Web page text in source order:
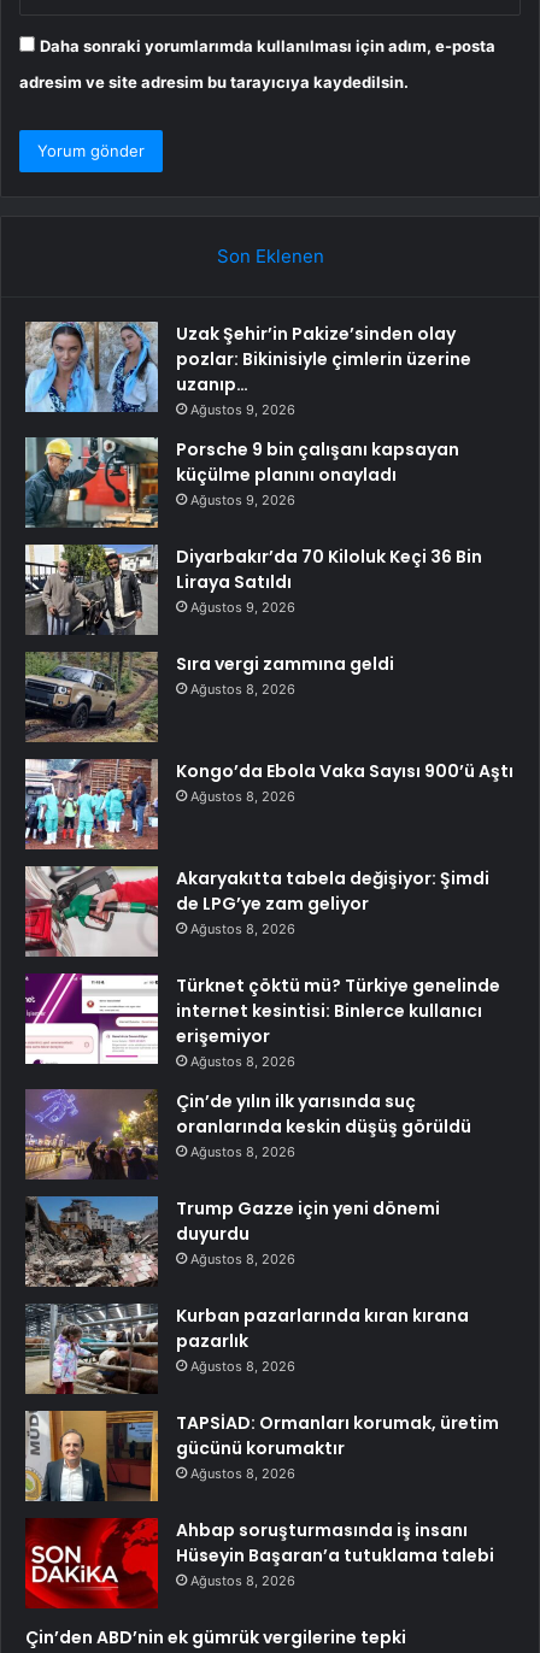
Daha sonraki yorumlarımda kullanılması için adım, e-posta
adresim ve site adresim bu tarayıcıya kaydedilsin.
Son Eklenen
Uzak Şehir’in Pakize’sinden olay
pozlar: Bikinisiyle çimlerin üzerine
uzanıp…
Ağustos 9, 2026
Porsche 9 bin çalışanı kapsayan
küçülme planını onayladı
Ağustos 9, 2026
Diyarbakır’da 70 Kiloluk Keçi 36 Bin
Liraya Satıldı
Ağustos 9, 2026
Sıra vergi zammına geldi
Ağustos 8, 2026
Kongo’da Ebola Vaka Sayısı 900’ü Aştı
Ağustos 8, 2026
Akaryakıtta tabela değişiyor: Şimdi
de LPG’ye zam geliyor
Ağustos 8, 2026
Türknet çöktü mü? Türkiye genelinde
internet kesintisi: Binlerce kullanıcı
erişemiyor
Ağustos 8, 2026
Çin’de yılın ilk yarısında suç
oranlarında keskin düşüş görüldü
Ağustos 8, 2026
Trump Gazze için yeni dönemi
duyurdu
Ağustos 8, 2026
Kurban pazarlarında kıran kırana
pazarlık
Ağustos 8, 2026
TAPSİAD: Ormanları korumak, üretim
gücünü korumaktır
Ağustos 8, 2026
Ahbap soruşturmasında iş insanı
Hüseyin Başaran’a tutuklama talebi
Ağustos 8, 2026
Çin’den ABD’nin ek gümrük vergilerine tepki